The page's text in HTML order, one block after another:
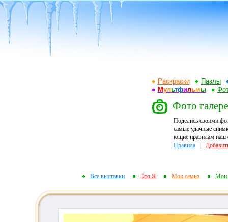
Раскраски
Пазлы
Мультфильмы
Фото
Поделись своими
самые удачные
ющие правилам наш
Правила|
Все выставки Это Я Моя семья Мои